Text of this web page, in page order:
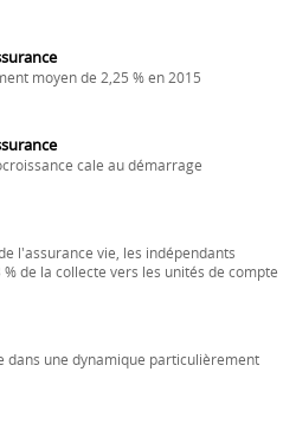
moyen de 2,25 % en 2015
cale au démarrage
l'assurance vie, les indépendants
de la collecte vers les unités de compte
dans une dynamique particulièrement